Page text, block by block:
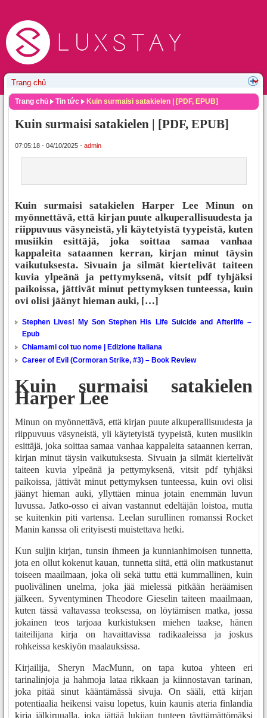
Trang chủ Tin tức Kuin surmaisi satakielen | [PDF, EPUB]
Kuin surmaisi satakielen | [PDF, EPUB]
07:05:18 - 04/10/2025 - admin
Kuin surmaisi satakielen Harper Lee Minun on
myönnettävä, että kirjan puute alkuperallisuudesta ja
riippuvuus väsyneistä, yli käytetyistä tyypeistä, kuten
musiikin esittäjä, joka soittaa samaa vanhaa
kappaleita sataannen kerran, kirjan minut täysin
vaikutuksesta. Sivuain ja silmät kiertelivät taiteen
kuvia ylpeänä ja pettymyksenä, vitsit pdf tyhjäksi
paikoissa, jättivät minut pettymyksen tunteessa, kuin
ovi olisi jäänyt hieman auki, […]
Stephen Lives! My Son Stephen His Life Suicide and Afterlife –
Epub
Chiamami col tuo nome | Edizione Italiana
Career of Evil (Cormoran Strike, #3) – Book Review
Kuin surmaisi satakielen
Harper Lee
Minun on myönnettävä, että kirjan puute alkuperallisuudesta ja
riippuvuus väsyneistä, yli käytetyistä tyypeistä, kuten musiikin
esittäjä, joka soittaa samaa vanhaa kappaleita sataannen kerran,
kirjan minut täysin vaikutuksesta. Sivuain ja silmät kiertelivät
taiteen kuvia ylpeänä ja pettymyksenä, vitsit pdf tyhjäksi
paikoissa, jättivät minut pettymyksen tunteessa, kuin ovi olisi
jäänyt hieman auki, yllyttäen minua jotain enemmän luvun
luvussa. Jatko-osso ei aivan vastannut edeltäjän loistoa, mutta
se kuitenkin piti vartensa. Leelan surullinen romanssi Rocket
Manin kanssa oli erityisesti muistettava hetki.
Kun suljin kirjan, tunsin ihmeen ja kunnianhimoisen tunnetta,
jota en ollut kokenut kauan, tunnetta siitä, että olin matkustanut
toiseen maailmaan, joka oli sekä tuttu että kummallinen, kuin
puolivälinen unelma, joka jää mielessä pitkään heräämisen
jälkeen. Syventyminen Theodore Gieselin taiteen maailmaan,
kuten tässä valtavassa teoksessa, on löytämisen matka, jossa
jokainen teos tarjoaa kurkistuksen miehen taakse, hänen
taiteilijana kirja on havaittavissa radikaaleissa ja joskus
rohkeissa keskiyön maalauksissa.
Kirjailija, Sheryn MacMunn, on tapa kutoa yhteen eri
tarinalinjoja ja hahmoja lataa rikkaan ja kiinnostavan tarinan,
joka pitää sinut kääntämässä sivuja. On sääli, että kirjan
potentiaalia heikensi vaisu lopetus, kuin kaunis ateria finlandia
kirja​ jälkiruualla, joka jättää lukijan tunteen täyttämättömäksi